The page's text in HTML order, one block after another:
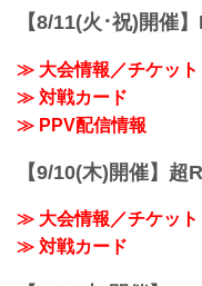
【8/11(火･祝)開催
≫ 大会情報／チケット
≫ 対戦カード
≫ PPV配信情報
【9/10(木)開催】超
≫ 大会情報／チケット
≫ 対戦カード